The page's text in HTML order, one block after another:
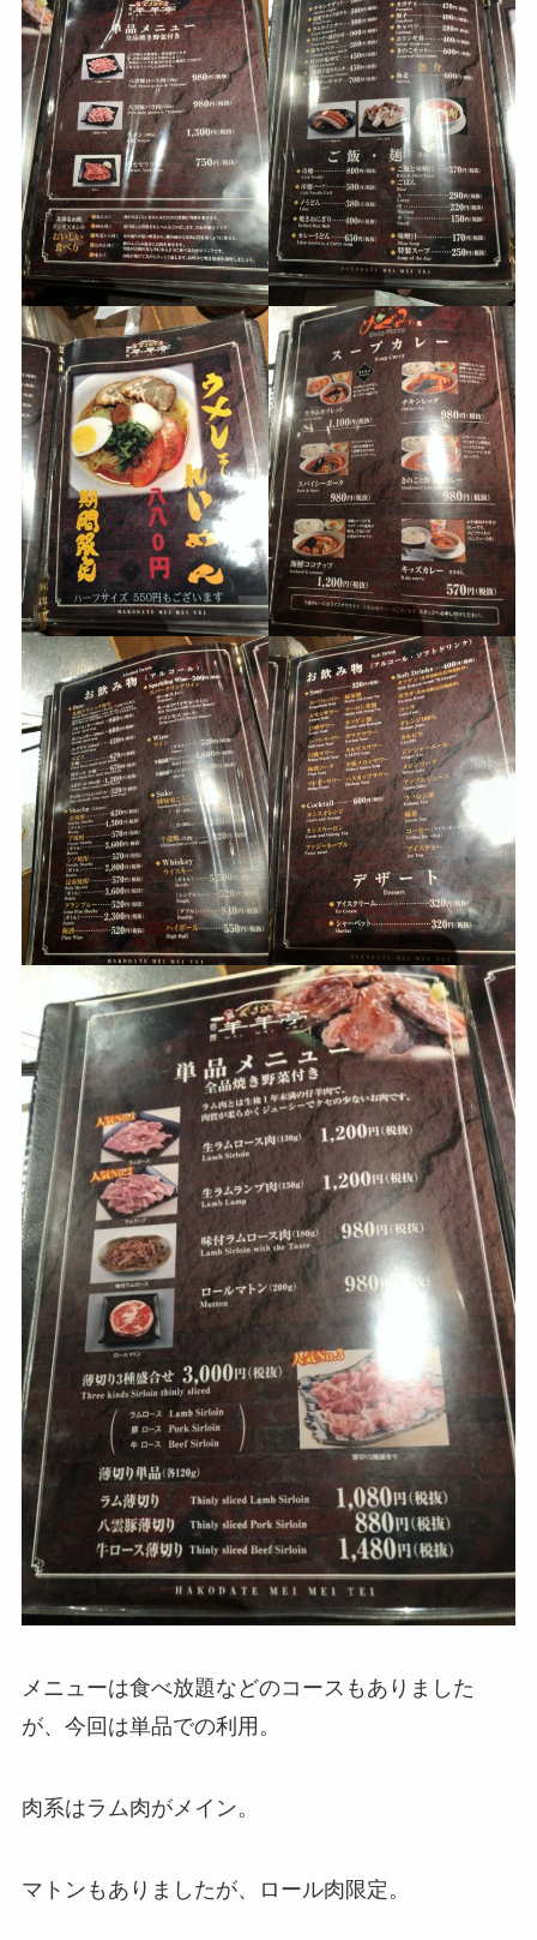
メニューは食べ放題などのコースもありました
が、今回は単品での利用。
肉系はラム肉がメイン。
マトンもありましたが、ロール肉限定。